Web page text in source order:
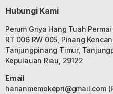
Hubungi Kami
Perum Griya Hang Tuah Permai
RT 006 RW 005, Pinang
Tanjungpinang Timur,
Kepulauan Riau, 29122
Email
harianmemokepri@gmail.com